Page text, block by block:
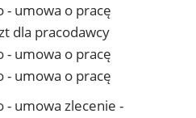
umowa o pracę
dla pracodawcy
umowa o pracę
umowa o pracę
umowa zlecenie -